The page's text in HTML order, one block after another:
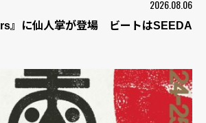
2026.08.06
』に仙人掌が登場 ビートはSEEDA